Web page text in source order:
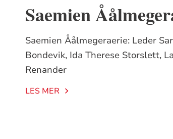
Saemien
Saemien Åålmegeraerie: Leder
Bondevik, Ida Therese Storslett,
Renander
LES MER